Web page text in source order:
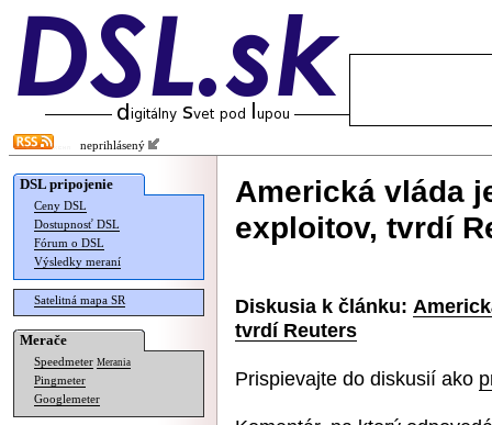
neprihlásený
DSL pripojenie
Ceny DSL
Dostupnosť DSL
Fórum o DSL
Výsledky meraní
Satelitná mapa SR
Merače
Speedmeter Merania
Pingmeter
Googlemeter
Americká vláda
exploitov, tvrdí
Diskusia k článku:
tvrdí Reuters
Prispievajte do diskusií ako